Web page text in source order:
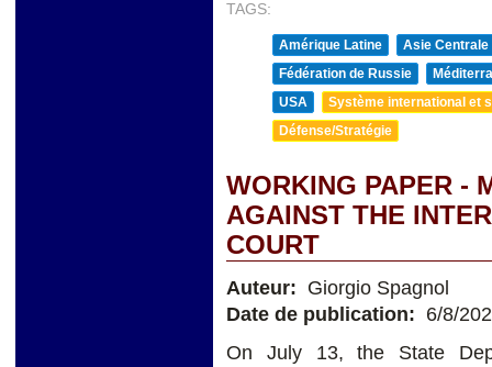
TAGS:
Amérique Latine
Asie Centrale
Fédération de Russie
USA
Système international et
Défense/Stratégie
WORKING PAPER -
AGAINST THE
COURT
Auteur: Giorgio Spagnol
Date de publication: 6/8/
On July 13, the State